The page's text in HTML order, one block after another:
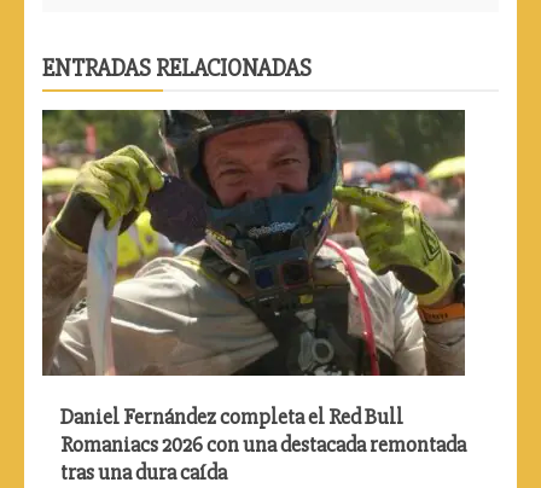
ENTRADAS RELACIONADAS
Daniel Fernández completa el Red Bull
Romaniacs 2026 con una destacada remontada
tras una dura caída